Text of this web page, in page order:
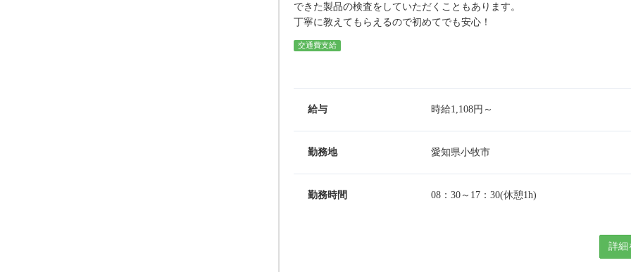
できた製品の検査をしていただくこともあります。
丁寧に教えてもらえるので初めてでも安心！
交通費支給
給与 時給1,108円～
勤務地 愛知県小牧市
勤務時間 08：30～17：30(休憩1h)
詳細